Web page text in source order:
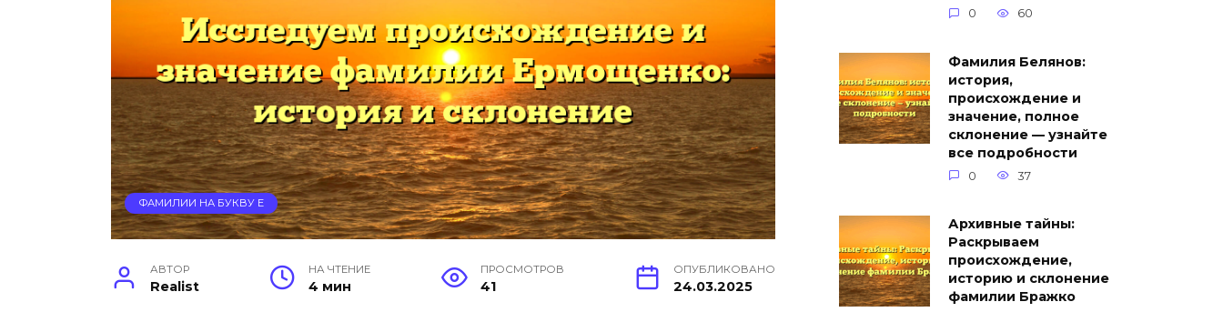
ФАМИЛИИ НА БУКВУ Е
АВТОР
Realist
НА ЧТЕНИЕ
4 мин
ПРОСМОТРОВ
41
ОПУБЛИКОВАНО
24.03.2025
0 60
Фамилия Белянов:
история,
происхождение и
значение, полное
склонение — узнайте
все подробности
0 37
Архивные тайны:
Раскрываем
происхождение,
историю и склонение
фамилии Бражко